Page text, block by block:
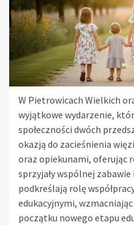
W Pietrowicach Wielkich
wyjątkowe wydarzenie,
społeczności dwóch
okazją do zacieśnienia
oraz opiekunami, oferując
sprzyjały wspólnej
podkreślają rolę
edukacyjnymi,
początku nowego etapu